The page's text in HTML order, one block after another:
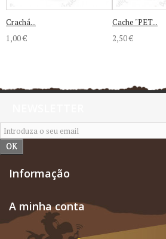
Crachá...
1,00 €
Cache "PET...
2,50 €
OK
Informação
A minha conta